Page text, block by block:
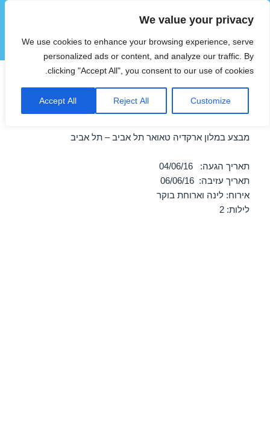
We value your privacy
We use cookies to enhance your browsing experience, serve
personalized ads or content, and analyze our traffic. By
clicking "Accept All", you consent to our use of cookies.
Customize
Reject All
Accept All
הוטצימר
תפריטים
ווידג'טים
מבצע במלון ארקדיה טאואר תל
אביב – תל אביב 04/06/2016
מבצע במלון ארקדיה טאואר תל אביב – תל אביב
תאריך הגעה: 04/06/16
תאריך עזיבה: 06/06/16
אירוח: לינה וארוחת בוקר
לילות: 2